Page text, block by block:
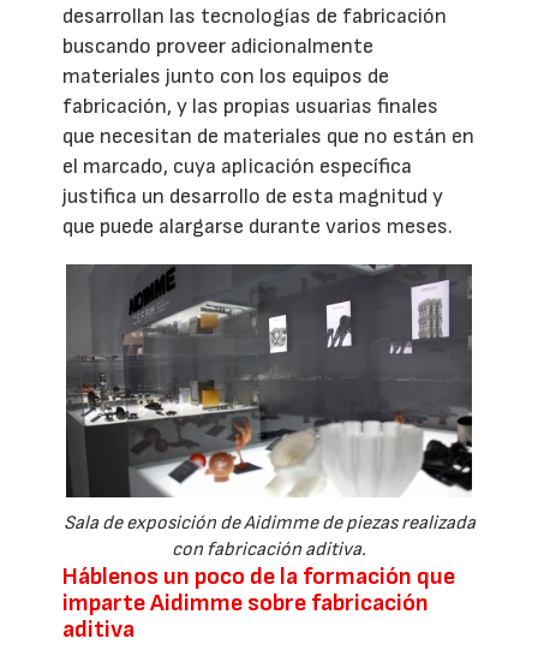
desarrollan las tecnologías de fabricación
buscando proveer adicionalmente
materiales junto con los equipos de
fabricación, y las propias usuarias finales
que necesitan de materiales que no están en
el marcado, cuya aplicación específica
justifica un desarrollo de esta magnitud y
que puede alargarse durante varios meses.
Sala de exposición de Aidimme de piezas realizada
con fabricación aditiva.
Háblenos un poco de la formación que
imparte Aidimme sobre fabricación
aditiva